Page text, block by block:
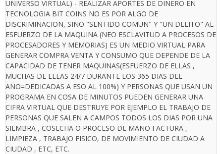
UNIVERSO VIRTUAL) - REALIZAR APORTES DE DINERO EN
TECNOLOGIA BIT COINS NO ES POR ALGO DE
DISCRIMINACION, SINO "SENTIDO COMUN" Y "UN DELITO" AL
ESFUERZO DE LA MAQUINA (NEO ESCLAVITUD A PROCESOS DE
PROCESADORES Y MEMORIAS) ES UN MEDIO VIRTUAL PARA
GENERAR COMPRA VENTA Y CONSUMO QUE DEPENDE DE LA
CAPACIDAD DE TENER MAQUINAS(ESFUERZO DE ELLAS ,
MUCHAS DE ELLAS 24/7 DURANTE LOS 365 DIAS DEL
AÑO=DEDICADAS A ESO AL 100%) Y PERSONAS QUE USAN UN
PROGRAMA EN COSA DE MINUTOS PUEDEN GENERAR UNA
CIFRA VIRTUAL QUE DESTRUYE POR EJEMPLO EL TRABAJO DE
PERSONAS QUE SALEN A CAMPOS TODOS LOS DIAS POR UNA
SIEMBRA , COSECHA O PROCESO DE MANO FACTURA ,
LIMPIEZA , TRABAJO FISICO, DE MOVIMIENTO DE CIUDAD A
CIUDAD , ETC, ETC.